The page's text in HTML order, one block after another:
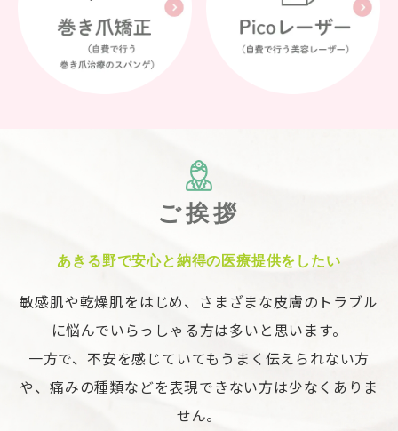
ご挨拶
あきる野で安心と納得の医療提供をしたい
敏感肌や乾燥肌をはじめ、さまざまな皮膚のトラブル
に悩んでいらっしゃる方は多いと思います。
一方で、不安を感じていてもうまく伝えられない方
や、痛みの種類などを表現できない方は少なくありま
せん。